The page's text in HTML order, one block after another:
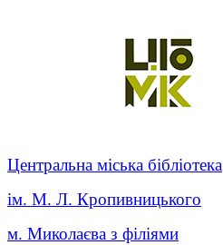
Центральна міська бібліотека
ім. М. Л. Кропивницького
м. Миколаєва з філіями